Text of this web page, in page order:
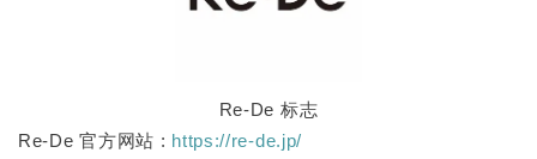
Re-De 标志
Re-De 官方网站 : https://re-de.jp/